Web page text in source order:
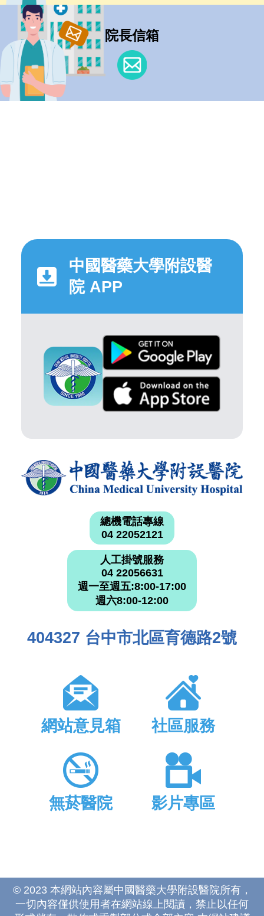
院長信箱
中國醫藥大學附設醫
院 APP
總機電話專線
04 22052121
人工掛號服務
04 22056631
週一至週五:8:00-17:00
週六8:00-12:00
404327 台中市北區育德路2號
網站意見箱 社區服務
無菸醫院 影片專區
© 2023 本網站內容屬中國醫藥大學附設醫院所有，
一切內容僅供使用者在網站線上閱讀，禁止以任何